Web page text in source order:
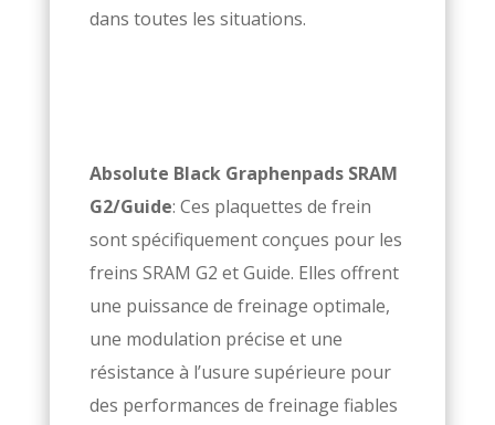
dans toutes les situations.
Absolute Black Graphenpads SRAM
G2/Guide: Ces plaquettes de frein
sont spécifiquement conçues pour les
freins SRAM G2 et Guide. Elles offrent
une puissance de freinage optimale,
une modulation précise et une
résistance à l’usure supérieure pour
des performances de freinage fiables